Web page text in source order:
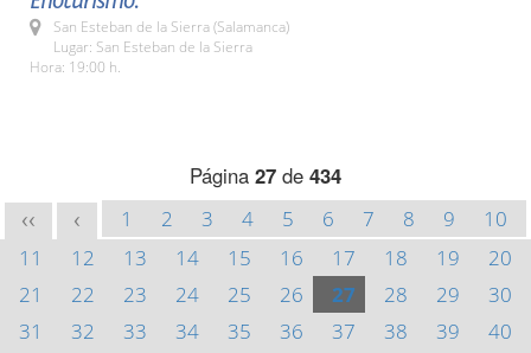
San Esteban de la Sierra (Salamanca)
Lugar: San Esteban de la Sierra
Hora: 19:00 h.
Página 27 de 434
<< < 1 2 3 4 5 6 7 8 9
10
11
12 13 14 15 16 17 18 19
20
21
22 23 24 25 26 27 28 29
30
31
32 33 34 35 36 37 38 39
40